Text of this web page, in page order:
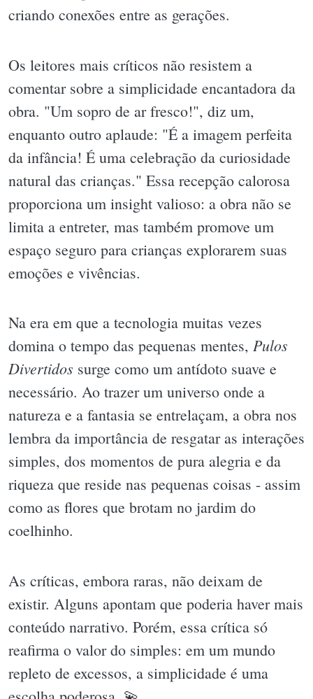
criando conexões entre as gerações.
Os leitores mais críticos não resistem a
comentar sobre a simplicidade encantadora da
obra. "Um sopro de ar fresco!", diz um,
enquanto outro aplaude: "É a imagem perfeita
da infância! É uma celebração da curiosidade
natural das crianças." Essa recepção calorosa
proporciona um insight valioso: a obra não se
limita a entreter, mas também promove um
espaço seguro para crianças explorarem suas
emoções e vivências.
Na era em que a tecnologia muitas vezes
domina o tempo das pequenas mentes, Pulos
Divertidos surge como um antídoto suave e
necessário. Ao trazer um universo onde a
natureza e a fantasia se entrelaçam, a obra nos
lembra da importância de resgatar as interações
simples, dos momentos de pura alegria e da
riqueza que reside nas pequenas coisas - assim
como as flores que brotam no jardim do
coelhinho.
As críticas, embora raras, não deixam de
existir. Alguns apontam que poderia haver mais
conteúdo narrativo. Porém, essa crítica só
reafirma o valor do simples: em um mundo
repleto de excessos, a simplicidade é uma